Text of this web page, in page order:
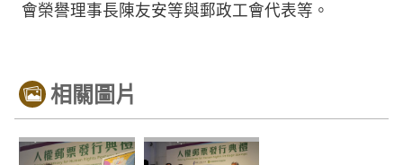
會榮譽理事長陳友安等與郵政工會代表等。
相關圖片